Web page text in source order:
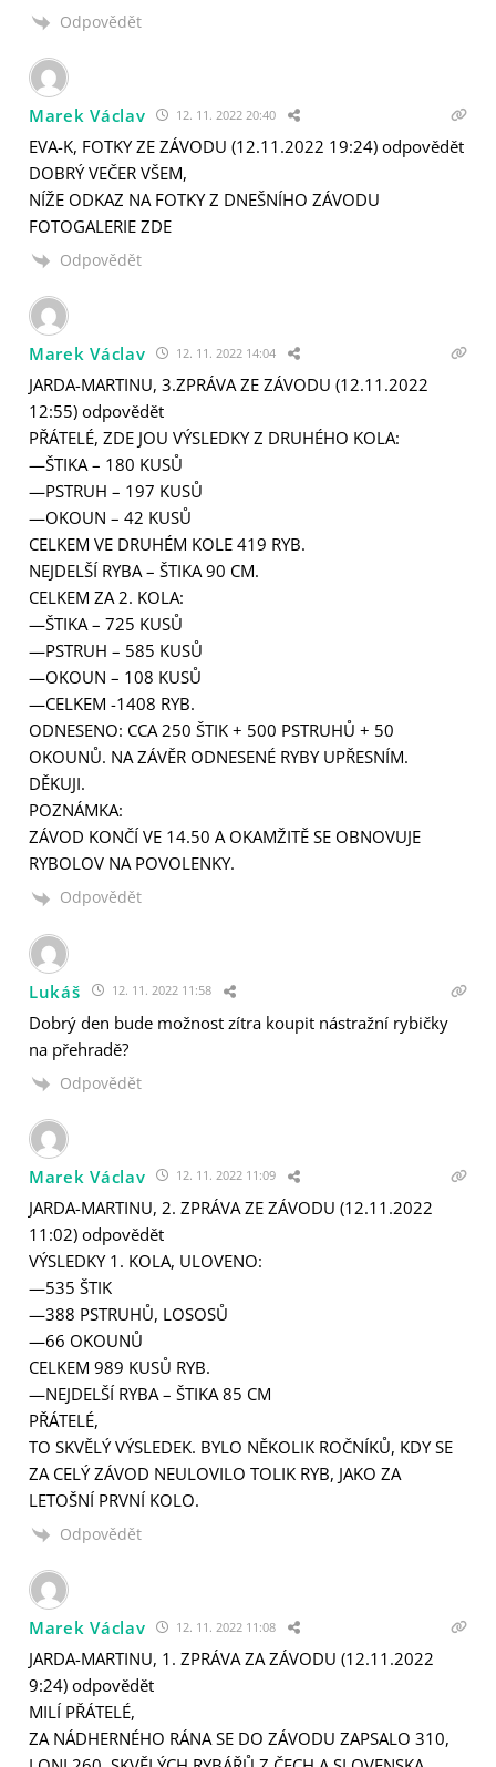
Odpovědět
Marek Václav 12. 11. 2022 20:40
EVA-K, FOTKY ZE ZÁVODU (12.11.2022 19:24) odpovědět
DOBRÝ VEČER VŠEM,
NÍŽE ODKAZ NA FOTKY Z DNEŠNÍHO ZÁVODU
FOTOGALERIE ZDE
Odpovědět
Marek Václav 12. 11. 2022 14:04
JARDA-MARTINU, 3.ZPRÁVA ZE ZÁVODU (12.11.2022
12:55) odpovědět
PŘÁTELÉ, ZDE JOU VÝSLEDKY Z DRUHÉHO KOLA:
—ŠTIKA – 180 KUSŮ
—PSTRUH – 197 KUSŮ
—OKOUN – 42 KUSŮ
CELKEM VE DRUHÉM KOLE 419 RYB.
NEJDELŠÍ RYBA – ŠTIKA 90 CM.
CELKEM ZA 2. KOLA:
—ŠTIKA – 725 KUSŮ
—PSTRUH – 585 KUSŮ
—OKOUN – 108 KUSŮ
—CELKEM -1408 RYB.
ODNESENO: CCA 250 ŠTIK + 500 PSTRUHŮ + 50
OKOUNŮ. NA ZÁVĚR ODNESENÉ RYBY UPŘESNÍM.
DĚKUJI.
POZNÁMKA:
ZÁVOD KONČÍ VE 14.50 A OKAMŽITĚ SE OBNOVUJE
RYBOLOV NA POVOLENKY.
Odpovědět
Lukáš 12. 11. 2022 11:58
Dobrý den bude možnost zítra koupit nástražní rybičky
na přehradě?
Odpovědět
Marek Václav 12. 11. 2022 11:09
JARDA-MARTINU, 2. ZPRÁVA ZE ZÁVODU (12.11.2022
11:02) odpovědět
VÝSLEDKY 1. KOLA, ULOVENO:
—535 ŠTIK
—388 PSTRUHŮ, LOSOSŮ
—66 OKOUNŮ
CELKEM 989 KUSŮ RYB.
—NEJDELŠÍ RYBA – ŠTIKA 85 CM
PŘÁTELÉ,
TO SKVĚLÝ VÝSLEDEK. BYLO NĚKOLIK ROČNÍKŮ, KDY SE
ZA CELÝ ZÁVOD NEULOVILO TOLIK RYB, JAKO ZA
LETOŠNÍ PRVNÍ KOLO.
Odpovědět
Marek Václav 12. 11. 2022 11:08
JARDA-MARTINU, 1. ZPRÁVA ZA ZÁVODU (12.11.2022
9:24) odpovědět
MILÍ PŘÁTELÉ,
ZA NÁDHERNÉHO RÁNA SE DO ZÁVODU ZAPSALO 310,